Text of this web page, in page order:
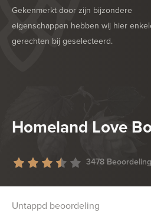
Gekenmerkt door zijn bijzondere
eigenschappen hebben wij hier
gerechten bij geselecteerd.
HEERLIJK BIJ
Homeland Love
3478
Untappd beoordeling